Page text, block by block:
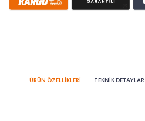
ÜRÜN ÖZELLİKLERİ TEKNİK DETAYLAR